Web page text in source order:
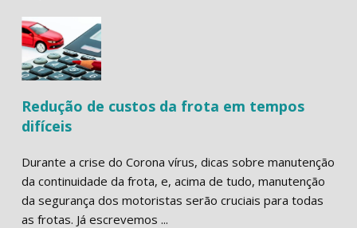
Redução de custos da frota em tempos
difíceis
Durante a crise do Corona vírus, dicas sobre manutenção
da continuidade da frota, e, acima de tudo, manutenção
da segurança dos motoristas serão cruciais para todas
as frotas. Já escrevemos ...